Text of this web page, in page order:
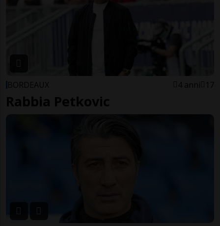
BORDEAUX 4 anni 17
Rabbia Petkovic